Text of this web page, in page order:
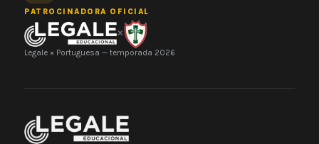
PATROCINADORA OFICIAL
×
Legale × Portuguesa — temporada 2026